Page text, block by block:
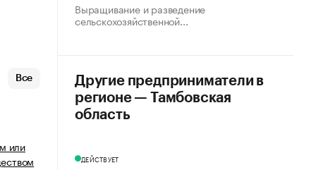
Все
или
Выращивание и разведение
сельскохозяйственной...
Другие предприниматели в
регионе — Тамбовская
область
ДЕЙСТВУЕТ